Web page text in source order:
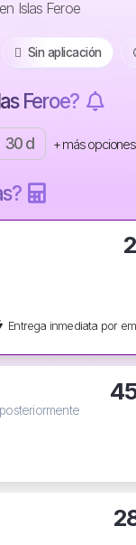
Islas Feroe
️ Sin aplicación
Feroe?
30 d + más opciones
Entrega inmediata por